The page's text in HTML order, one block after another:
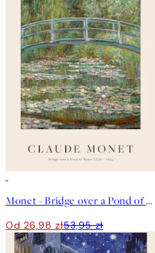
Monet - Bridge over a Pond of Water Lilies Plakat
Od 26,98 zł53,95 zł